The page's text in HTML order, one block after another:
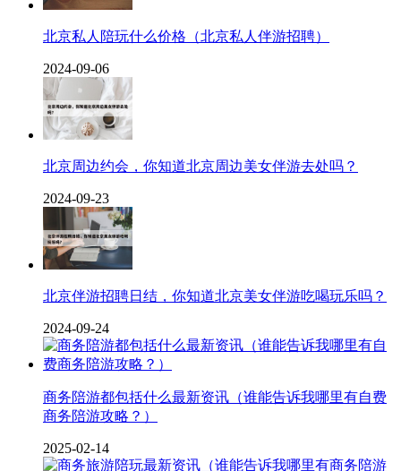
北京私人陪玩什么价格（北京私人伴游招聘）
2024-09-06
北京周边约会，你知道北京周边美女伴游去处吗？
2024-09-23
北京伴游招聘日结，你知道北京美女伴游吃喝玩乐吗？
2024-09-24
商务陪游都包括什么最新资讯（谁能告诉我哪里有自费
商务陪游攻略？）
2025-02-14